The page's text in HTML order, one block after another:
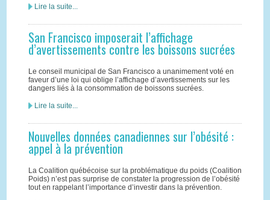
Lire la suite...
San Francisco imposerait l’affichage
d’avertissements contre les boissons sucrées
Le conseil municipal de San Francisco a unanimement voté en
faveur d’une loi qui oblige l’affichage d’avertissements sur les
dangers liés à la consommation de boissons sucrées.
Lire la suite...
Nouvelles données canadiennes sur l’obésité :
appel à la prévention
La Coalition québécoise sur la problématique du poids (Coalition
Poids) n’est pas surprise de constater la progression de l’obésité
tout en rappelant l’importance d’investir dans la prévention.